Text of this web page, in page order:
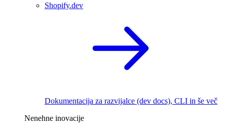
Shopify.dev
Dokumentacija za razvijalce (dev docs), CLI in še več
Nenehne inovacije